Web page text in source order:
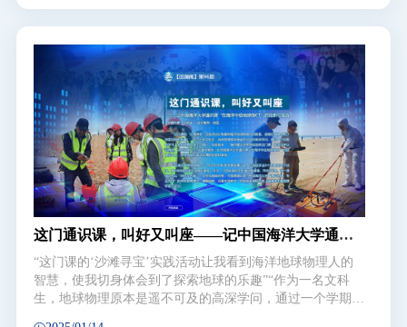
浙江衢州鲟鱼科技小院（以下简称科技小院）首席专家赵元
晖教授正带着研究生王驰、程皓考察鲟鱼养殖场。
这门通识课，叫好又叫座——记中国海洋大学通识
课“在海洋中给地球做CT”的创新与实践
“这门课的‘沙滩寻宝’实践活动让我看到海洋地球物理人的
智慧，使我切身体会到了探索地球的乐趣”“作为一名文科
生，地球物理原本是遥不可及的高深学问，通过一个学期的